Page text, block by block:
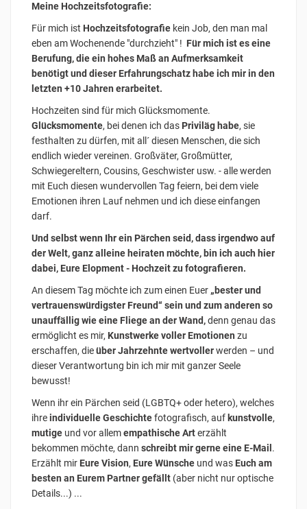
Meine Hochzeitsfotografie:
Für mich ist Hochzeitsfotografie kein Job, den man mal
eben am Wochenende "durchzieht" ! Für mich ist es eine
Berufung, die ein hohes Maß an Aufmerksamkeit
benötigt und dieser Erfahrungschatz habe ich mir in den
letzten +10 Jahren erarbeitet.
Hochzeiten sind für mich Glücksmomente.
Glücksmomente, bei denen ich das Priviläg habe, sie
festhalten zu dürfen, mit all´ diesen Menschen, die sich
endlich wieder vereinen. Großväter, Großmütter,
Schwiegereltern, Cousins, Geschwister usw. - alle werden
mit Euch diesen wundervollen Tag feiern, bei dem viele
Emotionen ihren Lauf nehmen und ich diese einfangen
darf.
Und selbst wenn Ihr ein Pärchen seid, dass irgendwo auf
der Welt, ganz alleine heiraten möchte, bin ich auch hier
dabei, Eure Elopment - Hochzeit zu fotografieren.
An diesem Tag möchte ich zum einen Euer „bester und
vertrauenswürdigster Freund“ sein und zum anderen so
unauffällig wie eine Fliege an der Wand,denn genau das
ermöglicht es mir, Kunstwerke voller Emotionen zu
erschaffen, dieüber Jahrzehnte wertvollerwerden – und
dieser Verantwortung bin ich mir mit ganzer Seele
bewusst!
Wenn ihr ein Pärchen seid (LGBTQ+ oder hetero), welches
ihreindividuelle Geschichtefotografisch, auf kunstvolle,
mutige und vor allemempathische Arterzählt
bekommen möchte, dann schreibt mir gerne eine E-Mail .
Erzählt mir Eure Vision, Eure Wünsche und was Euch am
besten an Eurem Partner gefällt (aber nicht nur optische
Details...) ...